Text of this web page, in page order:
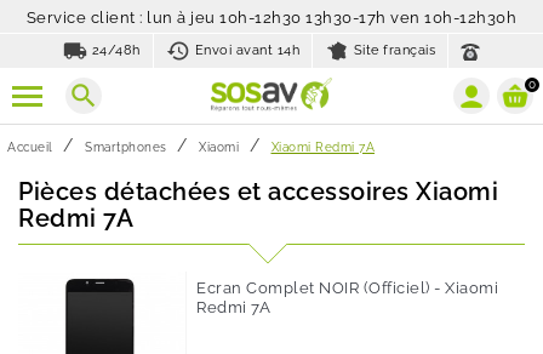
Service client : lun à jeu 10h-12h30 13h30-17h ven 10h-12h30h
local_shipping 24/48h history_toggle_off
Envoi avant 14h Site français
search 0
Accueil Smartphones Xiaomi Xiaomi Redmi 7A
Pièces détachées et accessoires Xiaomi
Redmi 7A
Ecran Complet NOIR (Officiel) - Xiaomi
Redmi 7A